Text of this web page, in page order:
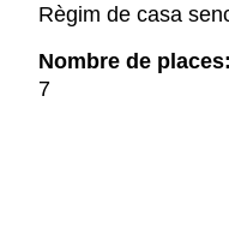
Règim de casa
Nombre de places:
7